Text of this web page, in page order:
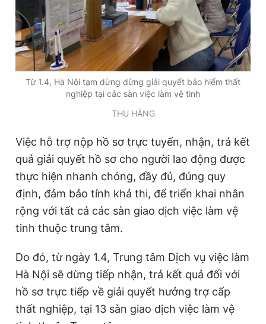
Tổng biên tập: Nguyễn Ngọc Toàn
Phó tổng biên tập thường trực: Hải Thành
Phó tổng biên tập: Lâm Hiếu Dũng
Phó tổng biên tập: Trần Việt Hưng
Tổng thư ký tòa soạn: Đức Trung
Giấy phép xuất bản số 110/GP - BTTTT cấp ngày 24.3.2020
© 2003-2026 Bản quyền thuộc về Báo Thanh Niên. Cấm sao
chép dưới mọi hình thức nếu không có sự chấp thuận bằng văn
bản. Phát triển bởi ePi Technologies, JSC.
Từ 1.4, Hà Nội tạm dừng dừng giải quyết bảo hiểm thất
nghiệp tại các sàn việc làm vệ tinh
THU HẰNG
Việc hỗ trợ nộp hồ sơ trực tuyến, nhận, trả kết
quả giải quyết hồ sơ cho người lao động được
thực hiện nhanh chóng, đầy đủ, đúng quy
định, đảm bảo tính khả thi, để triển khai nhân
rộng với tất cả các sàn giao dịch việc làm vệ
tinh thuộc trung tâm.
Do đó, từ ngày 1.4, Trung tâm Dịch vụ việc làm
Hà Nội sẽ dừng tiếp nhận, trả kết quả đối với
hồ sơ trực tiếp về giải quyết hưởng trợ cấp
thất nghiệp, tại 13 sàn giao dịch việc làm vệ